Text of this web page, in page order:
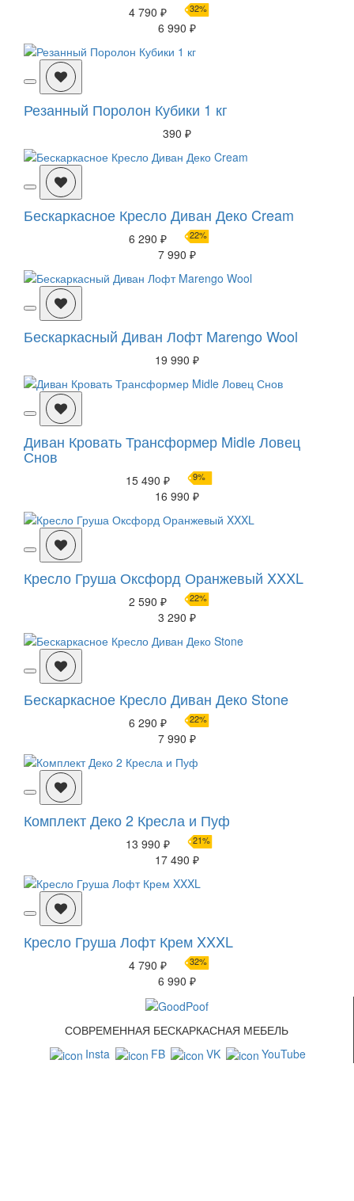
4 790 ₽ 32%
6 990 ₽
Резанный Поролон Кубики 1 кг
390 ₽
Бескаркасное Кресло Диван Деко Cream
6 290 ₽ 22%
7 990 ₽
Бескаркасный Диван Лофт Marengo Wool
19 990 ₽
Диван Кровать Трансформер Midle Ловец
Снов
15 490 ₽ 9%
16 990 ₽
Кресло Груша Оксфорд Оранжевый XXXL
2 590 ₽ 22%
3 290 ₽
Бескаркасное Кресло Диван Деко Stone
6 290 ₽ 22%
7 990 ₽
Комплект Деко 2 Кресла и Пуф
13 990 ₽ 21%
17 490 ₽
Кресло Груша Лофт Крем XXXL
4 790 ₽ 32%
6 990 ₽
СОВРЕМЕННАЯ БЕСКАРКАСНАЯ МЕБЕЛЬ
Insta
FB VK YouTube